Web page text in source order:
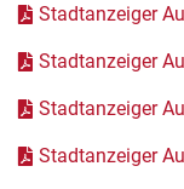
Stadtanzeiger
Stadtanzeiger
Stadtanzeiger
Stadtanzeiger